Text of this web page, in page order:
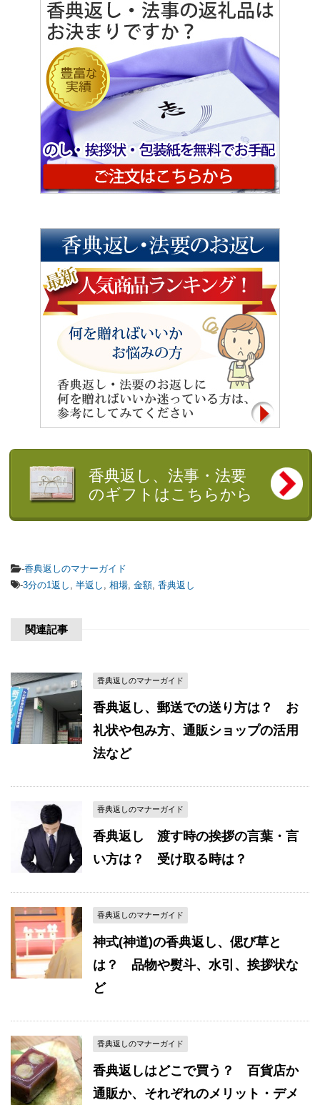
香典返し、法事・法要
のギフトはこちらから
-香典返しのマナーガイド
-3分の1返し , 半返し , 相場, 金額, 香典返し
関連記事
香典返しのマナーガイド
香典返し、郵送での送り方は？ お
礼状や包み方、通販ショップの活用
法など
香典返しのマナーガイド
香典返し 渡す時の挨拶の言葉・言
い方は？ 受け取る時は？
香典返しのマナーガイド
神式(神道)の香典返し、偲び草と
は？ 品物や熨斗、水引、挨拶状な
ど
香典返しのマナーガイド
香典返しはどこで買う？ 百貨店か
通販か、それぞれのメリット・デメ